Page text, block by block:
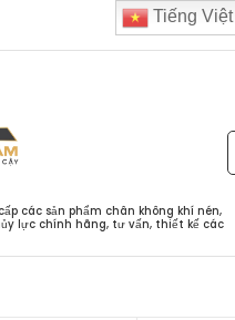
các sản phẩm chân không khí nén,
lực chính hãng, tư vấn, thiết kế các
Tiếng Việt